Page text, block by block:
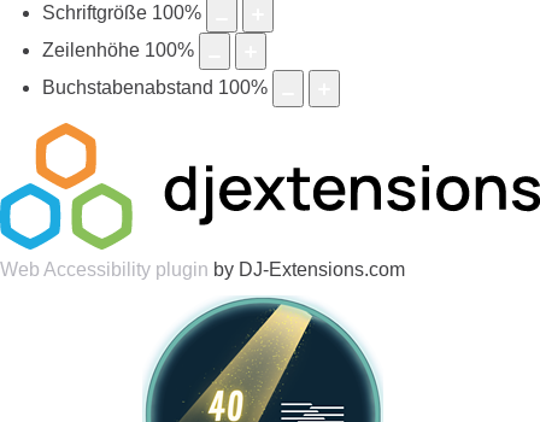
Schriftgröße 100%
Zeilenhöhe 100%
Buchstabenabstand 100%
Web Accessibility plugin by DJ-Extensions.com